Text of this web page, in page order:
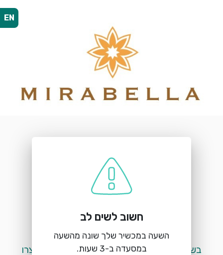
הזמנת מקום
Mirabella
EN
חשוב לשים לב
השעה במכשיר שלך שונה מהשעה